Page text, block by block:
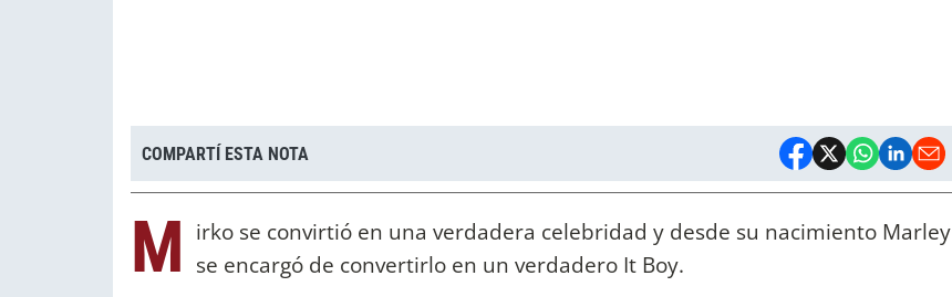
COMPARTÍ ESTA NOTA
M irko se convirtió en una verdadera celebridad y desde su nacimiento Marley
se encargó de convertirlo en un verdadero It Boy.